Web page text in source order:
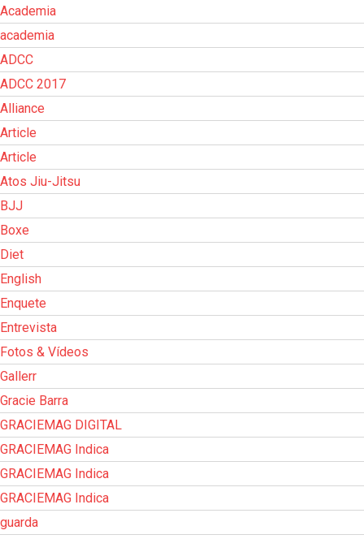
Academia
academia
ADCC
ADCC 2017
Alliance
Article
Article
Atos Jiu-Jitsu
BJJ
Boxe
Diet
English
Enquete
Entrevista
Fotos & Vídeos
Gallerr
Gracie Barra
GRACIEMAG DIGITAL
GRACIEMAG Indica
GRACIEMAG Indica
GRACIEMAG Indica
guarda